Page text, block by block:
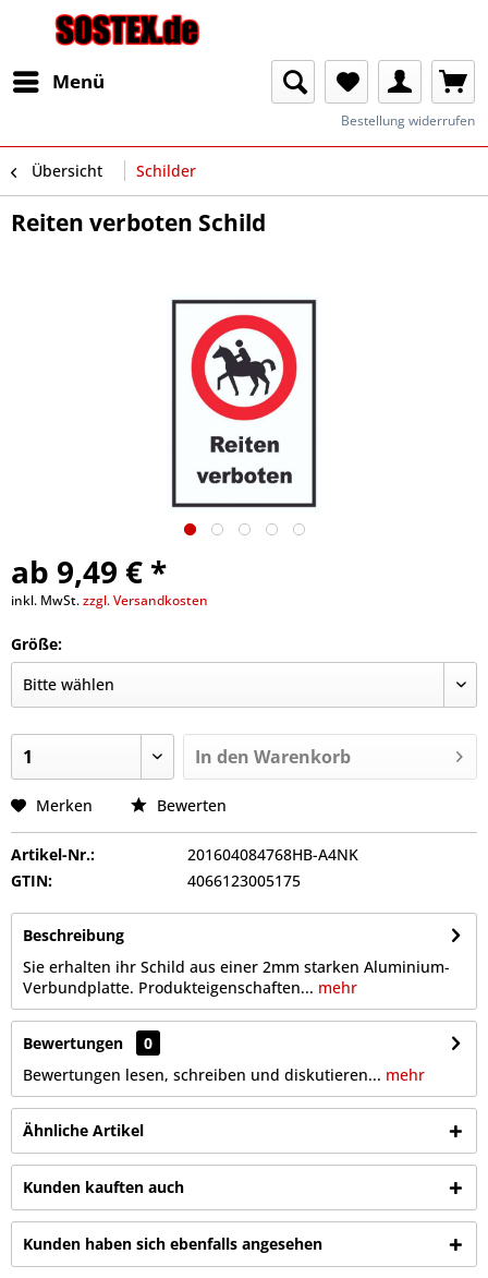
Menü
Bestellung widerrufen
Übersicht Schilder
Reiten verboten Schild
ab 9,49 € *
inkl. MwSt.zzgl. Versandkosten
Größe:
In den Warenkorb
Merken Bewerten
Artikel-Nr.:
201604084768HB-A4NK
GTIN:
4066123005175
Beschreibung
Sie erhalten ihr Schild aus einer 2mm starken Aluminium-
Verbundplatte. Produkteigenschaften... mehr
Bewertungen
0
Bewertungen lesen, schreiben und diskutieren... mehr
Ähnliche Artikel
Kunden kauften auch
Kunden haben sich ebenfalls angesehen